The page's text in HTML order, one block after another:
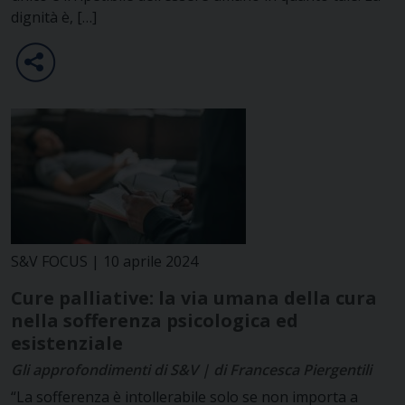
dignità è, […]
S&V FOCUS | 10 aprile 2024
Cure palliative: la via umana della cura
nella sofferenza psicologica ed
esistenziale
Gli approfondimenti di S&V | di Francesca Piergentili
“La sofferenza è intollerabile solo se non importa a